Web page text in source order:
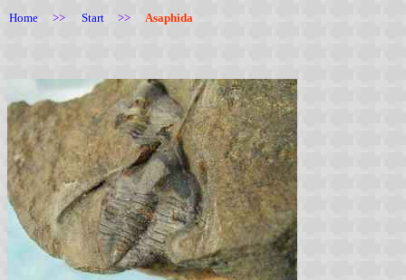
Home >> Start >> Asaphida